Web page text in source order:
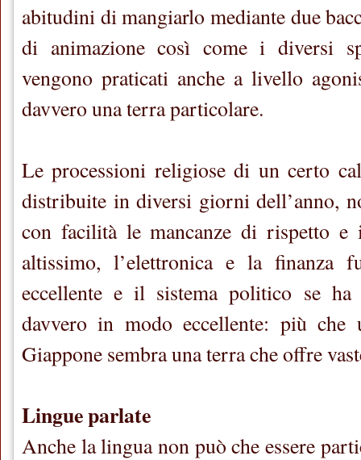
abitudini di mangiarlo mediante due
di animazione così come i diversi
vengono praticati anche a livello
davvero una terra particolare.
Le processioni religiose di un certo
distribuite in diversi giorni dell’anno,
con facilità le mancanze di rispetto
altissimo, l’elettronica e la finanza
eccellente e il sistema politico se ha
davvero in modo eccellente: più
Giappone sembra una terra che offre
Lingue parlate
Anche la lingua non può che essere